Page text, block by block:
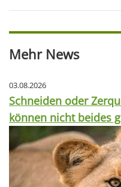
Mehr News
03.08.2026
Schneiden oder
können nicht beides